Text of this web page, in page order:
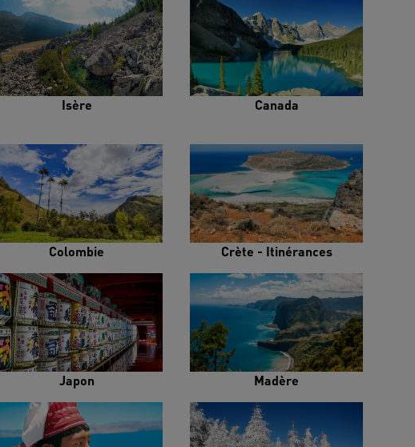
Isère Canada
Colombie Crète - Itinérances
Japon Madère